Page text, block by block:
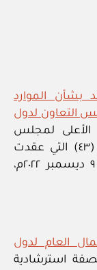
بشأن الموارد
التعاون لدول
الأعلى لمجلس
التعاون لدول الخليج العربية في دورته (٤٣) التي عقدت
بتاريخ ١٥ جمادى الأولى ١٤٤٤هـ الموافق ٩ ديسمبر ٢٠٢٢م،
العام لدول
استرشادية